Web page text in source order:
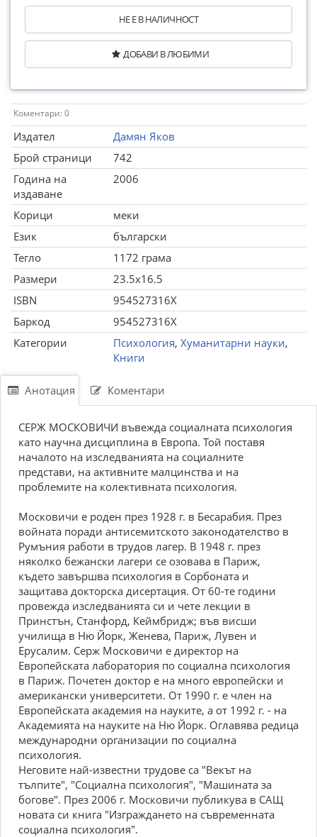
НЕ Е В НАЛИЧНОСТ
ДОБАВИ В ЛЮБИМИ
Коментари: 0
Издател
Дамян Яков
Брой страници
742
Година на
издаване
2006
Корици
меки
Език
български
Тегло
1172 грама
Размери
23.5x16.5
ISBN
954527316X
Баркод
954527316X
Категории
Психология, Хуманитарни науки,
Книги
Анотация Коментари
СЕРЖ МОСКОВИЧИ въвежда социалната психология
като научна дисциплина в Европа. Той поставя
началото на изследванията на социалните
представи, на активните малцинства и на
проблемите на колективната психология.
Московичи е роден през 1928 г. в Бесарабия. През
войната поради антисемитското законодателство в
Румъния работи в трудов лагер. В 1948 г. през
няколко бежански лагери се озовава в Париж,
където завършва психология в Сорбоната и
защитава докторска дисертация. От 60-те години
провежда изследванията си и чете лекции в
Принстън, Станфорд, Кеймбридж; във висши
училища в Ню Йорк, Женева, Париж, Лувен и
Ерусалим. Серж Московичи е директор на
Европейската лаборатория по социална психология
в Париж. Почетен доктор е на много европейски и
американски университети. От 1990 г. е член на
Европейската академия на науките, а от 1992 г. - на
Академията на науките на Ню Йорк. Оглавява редица
международни организации по социална
психология.
Неговите най-известни трудове са "Векът на
тълпите", "Социална психология", "Машината за
богове". През 2006 г. Московичи публикува в САЩ
новата си книга "Изграждането на съвременната
социална психология".